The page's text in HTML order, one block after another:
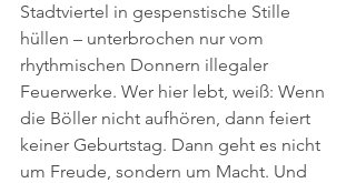
Stadtviertel in gespenstische Stille
hüllen – unterbrochen nur vom
rhythmischen Donnern illegaler
Feuerwerke. Wer hier lebt, weiß: Wenn
die Böller nicht aufhören, dann feiert
keiner Geburtstag. Dann geht es nicht
um Freude, sondern um Macht. Und